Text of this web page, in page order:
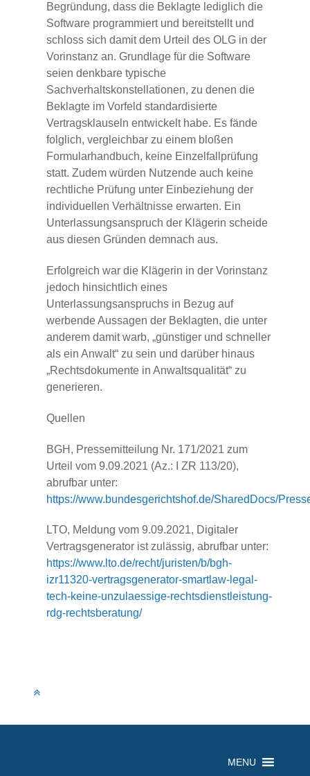
Begründung, dass die Beklagte lediglich die
Software programmiert und bereitstellt und
schloss sich damit dem Urteil des OLG in der
Vorinstanz an. Grundlage für die Software
seien denkbare typische
Sachverhaltskonstellationen, zu denen die
Beklagte im Vorfeld standardisierte
Vertragsklauseln entwickelt habe. Es fände
folglich, vergleichbar zu einem bloßen
Formularhandbuch, keine Einzelfallprüfung
statt. Zudem würden Nutzende auch keine
rechtliche Prüfung unter Einbeziehung der
individuellen Verhältnisse erwarten. Ein
Unterlassungsanspruch der Klägerin scheide
aus diesen Gründen demnach aus.
Erfolgreich war die Klägerin in der Vorinstanz
jedoch hinsichtlich eines
Unterlassungsanspruchs in Bezug auf
werbende Aussagen der Beklagten, die unter
anderem damit warb, „günstiger und schneller
als ein Anwalt“ zu sein und darüber hinaus
„Rechtsdokumente in Anwaltsqualität“ zu
generieren.
Quellen
BGH, Pressemitteilung Nr. 171/2021 zum
Urteil vom 9.09.2021 (Az.: I ZR 113/20),
abrufbar unter:
https://www.bundesgerichtshof.de/SharedDocs/
LTO, Meldung vom 9.09.2021, Digitaler
Vertragsgenerator ist zulässig, abrufbar unter:
https://www.lto.de/recht/juristen/b/bgh-
izr11320-vertragsgenerator-smartlaw-legal-
tech-keine-unzulaessige-rechtsdienstleistung-
rdg-rechtsberatung/
MENU